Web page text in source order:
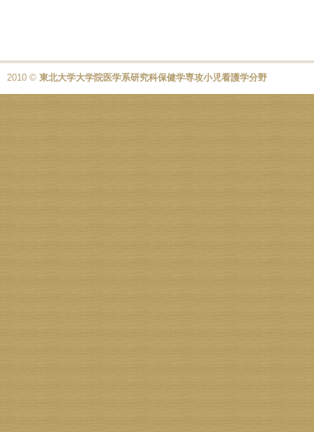
2010 © 東北大学大学院医学系研究科保健学専攻小児看護学分野